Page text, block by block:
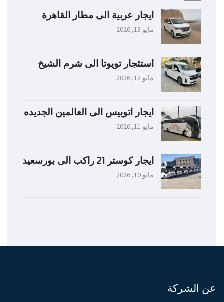
ايجار عربية الى مطار القاهرة
مايو 13, 2026
استئجار تويوتا الى شرم الشيخ
مايو 12, 2026
ايجار اتوبيس الى العالمين الجديده
مايو 11, 2026
ايجار كوستر 21 راكب الى بورسعيد
مايو 10, 2026
عن الشركة